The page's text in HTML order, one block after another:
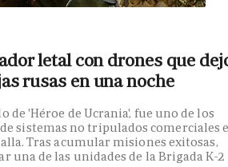
letal con drones que
rusas en una noche
de 'Héroe de Ucrania', fue uno de los
sistemas no tripulados comerciales
Tras acumular misiones exitosas,
una de las unidades de la Brigada K-2